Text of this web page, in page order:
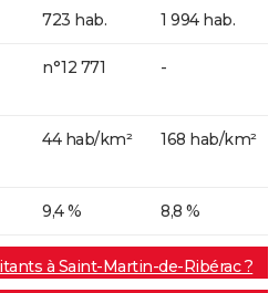
723 hab. 1 994 hab.
n°12 771 -
44 hab/km² 168 hab/km²
9,4 % 8,8 %
à Saint-Martin-de-Ribérac ?